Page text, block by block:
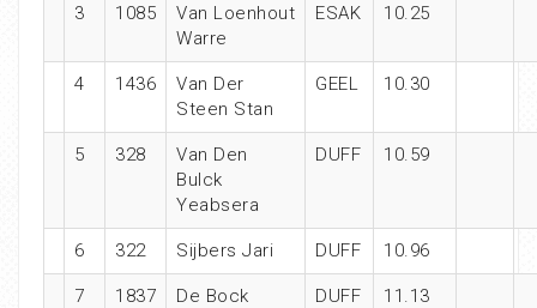
3 1085
Van Loenhout
Warre
ESAK 10.25
4 1436
Van Der
Steen Stan
GEEL 10.30
5 328
Van Den
Bulck
Yeabsera
DUFF 10.59
6 322 Sijbers Jari DUFF 10.96
7 1837
De Bock
DUFF 11.13